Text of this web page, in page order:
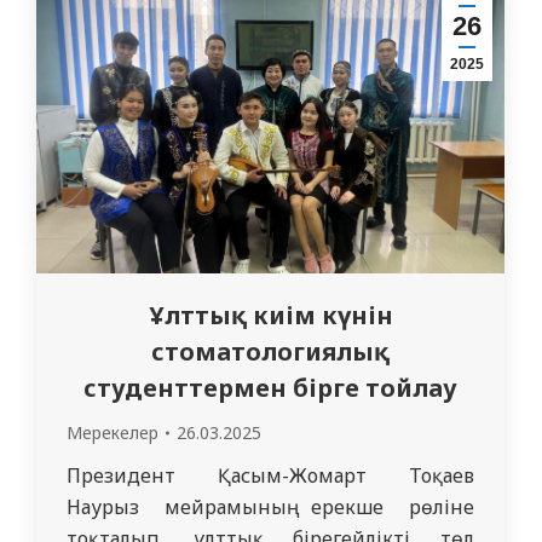
көрсететін белгілі бір тақырып пен
құндылықтарға арналған. Наурыз
мерекесі қарсаңында – 18 наурыз Ұлттық…
26
2025
Ұлттық киім күнін
стоматологиялық
студенттермен бірге тойлау
Мерекелер 26.03.2025
Президент Қасым-Жомарт Тоқаев
Наурыз мейрамының ерекше рөліне